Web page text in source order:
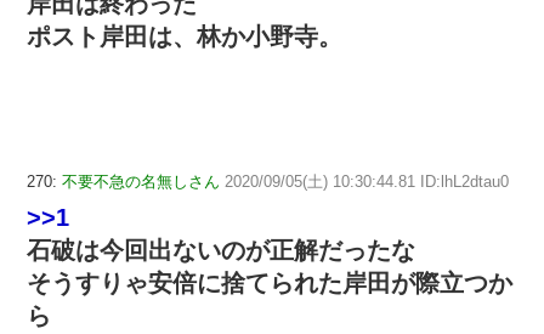
ポスト岸田は、林か小野寺。
270: 不要不急の名無しさん 2020/09/05(土) 10:30:44.81 ID:lhL2dtau0
>>1
石破は今回出ないのが正解だったな
そうすりゃ安倍に捨てられた岸田が際立つか
ら